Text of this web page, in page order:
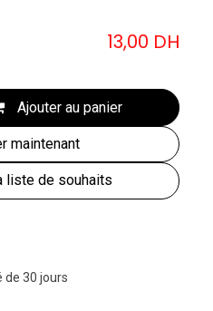
Ajouter au panier
maintenant
liste de souhaits
13,00 DH
30 jours